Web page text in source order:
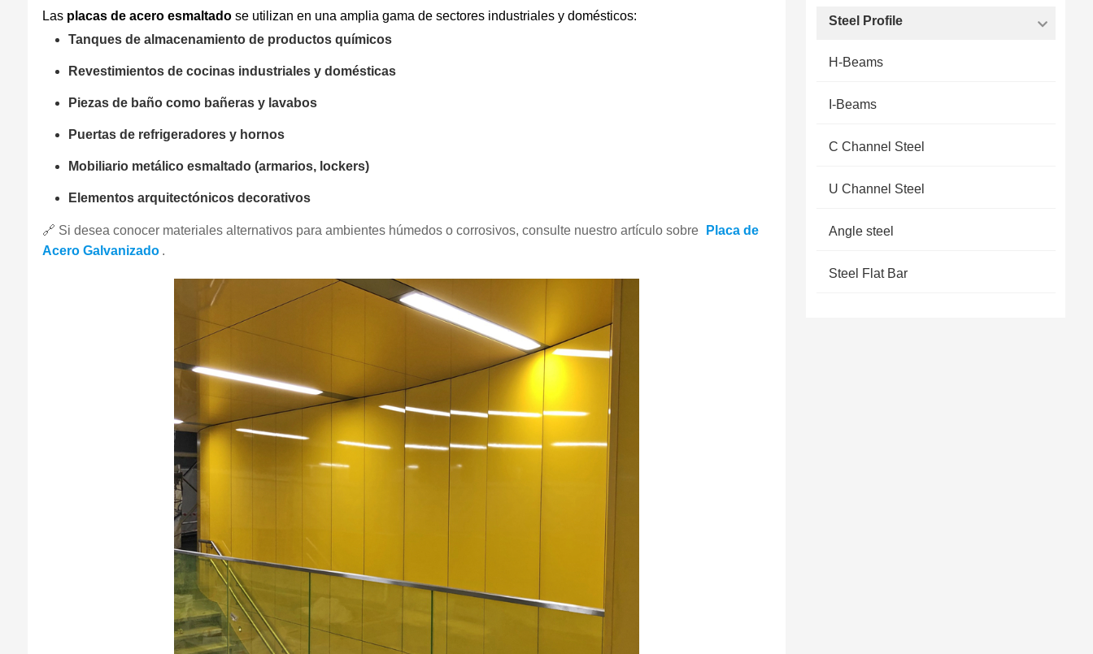
Las placas de acero esmaltado se utilizan en una amplia gama de sectores industriales y domésticos:
Tanques de almacenamiento de productos químicos
Revestimientos de cocinas industriales y domésticas
Piezas de baño como bañeras y lavabos
Puertas de refrigeradores y hornos
Mobiliario metálico esmaltado (armarios, lockers)
Elementos arquitectónicos decorativos
🔗 Si desea conocer materiales alternativos para ambientes húmedos o corrosivos, consulte nuestro artículo sobre
Placa de
Acero Galvanizado .
Steel Profile
H-Beams
I-Beams
C Channel Steel
U Channel Steel
Angle steel
Steel Flat Bar